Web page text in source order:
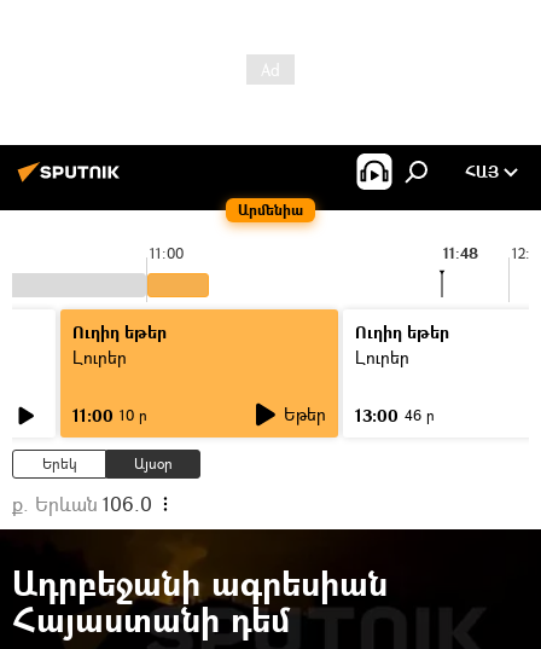
Արմենիա
ՀԱՅ
11:00 11:48
Ուղիղ եթեր
Լուրեր
11:00 10 ր Եթեր
Ուղիղ եթեր
Լուրեր
13:00 46 ր
Երեկ Այսօր
ք. Երևան 106.0
Ադրբեջանի ագրեսիան
Հայաստանի դեմ